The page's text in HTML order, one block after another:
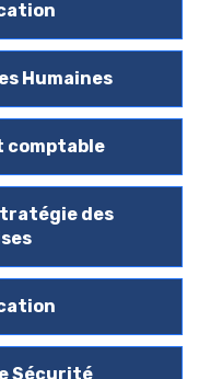
Humaines
comptable
des
Sécurité